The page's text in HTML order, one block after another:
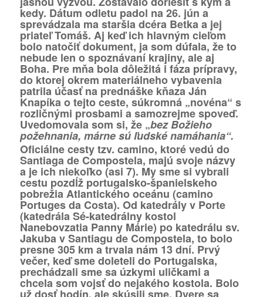
kedy. Dátum odletu padol na 26. jún a
sprevádzala ma staršia dcéra Betka a jej
priateľ Tomáš. Aj keď ich hlavným cieľom
bolo natočiť dokument, ja som dúfala, že to
nebude len o spoznávaní krajiny, ale aj
Boha. Pre mňa bola dôležitá i fáza prípravy,
do ktorej okrem materiálneho vybavenia
patrila účasť na prednáške kňaza Ján
Knapíka o tejto ceste, súkromná „novéna“ s
rozličnými prosbami a samozrejme spoveď.
Uvedomovala som si, že „bez Božieho
požehnania, márne sú ľudské namáhania“.
Oficiálne cesty tzv. camino, ktoré vedú do
Santiaga de Compostela, majú svoje názvy
a je ich niekoľko (asi 7). My sme si vybrali
cestu pozdĺž portugalsko-španielskeho
pobrežia Atlantického oceánu (camino
Portuges da Costa). Od katedrály v Porte
(katedrála Sé-katedrálny kostol
Nanebovzatia Panny Márie) po katedrálu sv.
Jakuba v Santiagu de Compostela, to bolo
presne 305 km a trvala nám 13 dní. Prvý
večer, keď sme doleteli do Portugalska,
prechádzali sme sa úzkymi uličkami a
chcela som vojsť do nejakého kostola. Bolo